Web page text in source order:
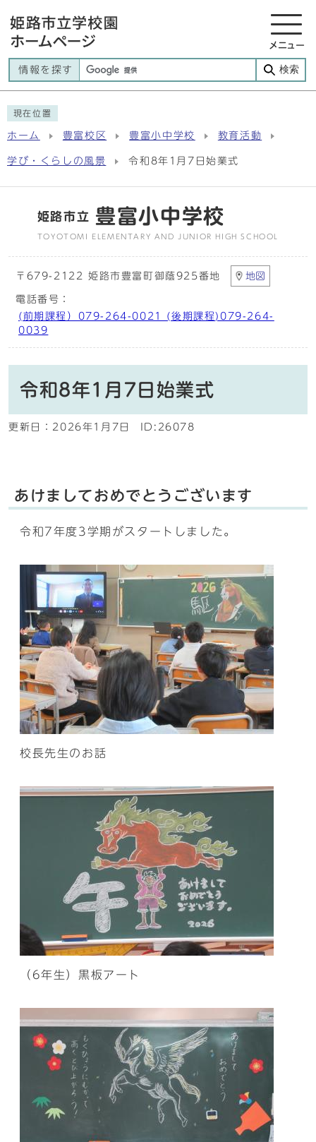
メニュー
情報を探す 検索
現在位置
ホーム 豊富校区 豊富小中学校 教育活動
学び・くらしの風景 令和8年1月7日始業式
姫路市立 豊富小中学校
TOYOTOMI ELEMENTARY AND JUNIOR HIGH SCHOOL
〒679-2122 姫路市豊富町御蔭925番地 地図
電話番号：
(前期課程）079-264-0021 (後期課程)079-264-
0039
令和8年1月7日始業式
更新日： 2026年1月7日 ID:26078
あけましておめでとうございます
令和7年度3学期がスタートしました。
校長先生のお話
（6年生）黒板アート